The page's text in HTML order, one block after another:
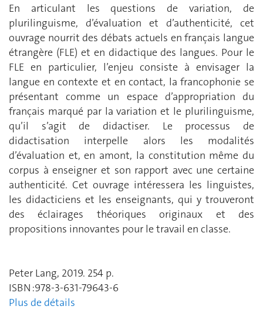
En articulant les questions de variation, de
plurilinguisme, d’évaluation et d’authenticité, cet
ouvrage nourrit des débats actuels en français langue
étrangère (FLE) et en didactique des langues. Pour le
FLE en particulier, l’enjeu consiste à envisager la
langue en contexte et en contact, la francophonie se
présentant comme un espace d’appropriation du
français marqué par la variation et le plurilinguisme,
qu’il s’agit de didactiser. Le processus de
didactisation interpelle alors les modalités
d’évaluation et, en amont, la constitution même du
corpus à enseigner et son rapport avec une certaine
authenticité. Cet ouvrage intéressera les linguistes,
les didacticiens et les enseignants, qui y trouveront
des éclairages théoriques originaux et des
propositions innovantes pour le travail en classe.
Peter Lang, 2019. 254 p.
ISBN :978-3-631-79643-6
Plus de détails